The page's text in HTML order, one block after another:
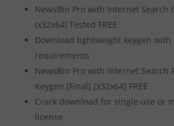
NewsBin Pro with Internet Search
(x32x64) Tested FREE
Download lightweight keygen
requirements
NewsBin Pro with Internet Search
Keygen [Final] [x32x64] FREE
Crack download for single-use or
license